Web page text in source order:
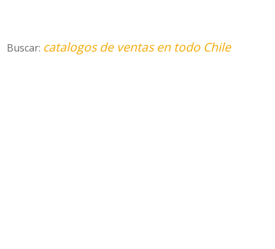
Buscar: catalogos de ventas en todo Chile